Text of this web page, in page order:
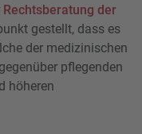
Rechtsberatung der
gestellt, dass es
der medizinischen
pflegenden
höheren